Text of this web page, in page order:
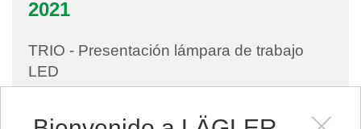
2021
TRIO - Presentación lámpara de trabajo
LED